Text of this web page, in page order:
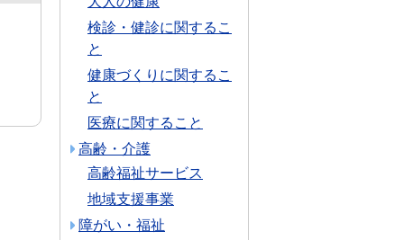
検診・健診に関するこ
と
健康づくりに関するこ
と
医療に関すること
高齢・介護
高齢福祉サービス
地域支援事業
障がい・福祉